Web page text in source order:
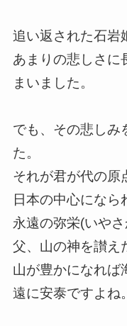
追い返された石岩
あまりの悲しさに
まいました。
でも、その悲しみ
た。
それが君が代の原
日本の中心にな
永遠の弥栄(いやさ
父、山の神を讃え
山が豊かになれば
遠に安泰ですよね。